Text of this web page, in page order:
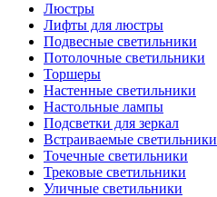
Люстры
Лифты для люстры
Подвесные светильники
Потолочные светильники
Торшеры
Настенные светильники
Настольные лампы
Подсветки для зеркал
Встраиваемые светильники
Точечные светильники
Трековые светильники
Уличные светильники